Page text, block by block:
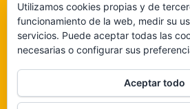
consentimiento puede afectar negativamente a
funciones.
De ninguna
Utilizamos cookies propias y de
funcionamiento de la web, medir su
servicios. Puede aceptar todas las
necesarias o configurar sus
Aceptar todo